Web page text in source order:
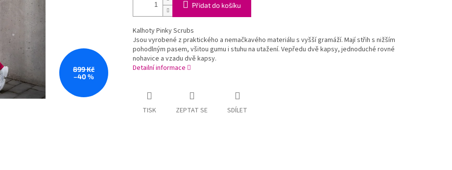
899 Kč
–40 %
Přidat do košíku
Kalhoty Pinky Scrubs
Jsou vyrobené z praktického a nemačkavého materiálu s vyšší gramáží. Mají střih s nižším
pohodlným pasem, všitou gumu i stuhu na utažení. Vepředu dvě kapsy, jednoduché rovné
nohavice a vzadu dvě kapsy.
Detailní informace
TISK ZEPTAT SE SDÍLET